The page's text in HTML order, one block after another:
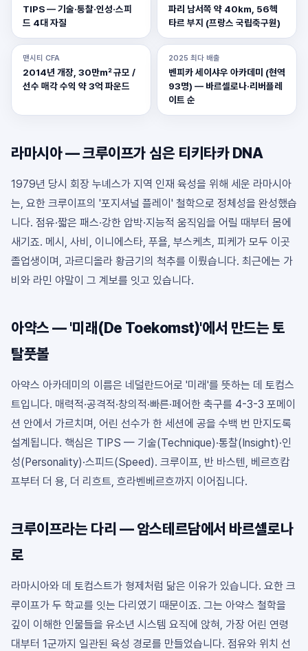
TIPS — 기술·통찰·인성·스피
드 4대 자질
파리 남서쪽 약 40km, 56헥
타르 부지 (프랑스 국립축구원)
맨시티 CFA
2014년 개장, 30만㎡ 규모 /
선수 매각 수익 약 3억 파운드
2025 최다 배출
벤피카 세이샤우 아카데미 (현역
93명) — 바르셀로나·리버플레
이트 순
라마시아 — 크루이프가 심은 티키타카 DNA
1979년 당시 회장 누녜스가 지역 인재 육성을 위해 세운 라마시아
는, 요한 크루이프의 '포지셔널 플레이' 철학으로 정체성을 완성했습
니다. 점유·짧은 패스·강한 압박·지능적 움직임을 어릴 때부터 몸에
새기죠. 메시, 사비, 이니에스타, 푸욜, 부스케츠, 피케가 모두 이곳
졸업생이며, 과르디올라 황금기의 척추를 이뤘습니다. 최근에는 가
비와 라민 야말이 그 계보를 잇고 있습니다.
아약스 — '미래(De Toekomst)'에서 만드는 토
탈풋볼
아약스 아카데미의 이름은 네덜란드어로 '미래'를 뜻하는 데 토컴스
트입니다. 매력적·공격적·창의적·빠른·페어한 축구를 4-3-3 포메이
션 안에서 가르치며, 어린 선수가 한 세션에 공을 수백 번 만지도록
설계됩니다. 핵심은 TIPS — 기술(Technique)·통찰(Insight)·인
성(Personality)·스피드(Speed). 크루이프, 반 바스텐, 베르흐캄
프부터 더 용, 더 리흐트, 흐라벤베르흐까지 이어집니다.
크루이프라는 다리 — 암스테르담에서 바르셀로나
로
라마시아와 데 토컴스트가 형제처럼 닮은 이유가 있습니다. 요한 크
루이프가 두 학교를 잇는 다리였기 때문이죠. 그는 아약스 철학을
깊이 이해한 인물들을 유소년 시스템 요직에 앉혀, 가장 어린 연령
대부터 1군까지 일관된 육성 경로를 만들었습니다. 점유와 위치 선